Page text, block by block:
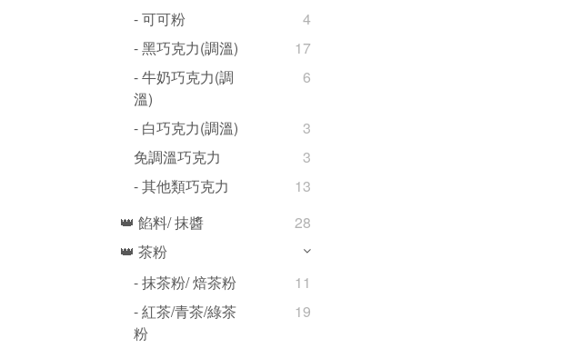
- 可可粉
4
- 黑巧克力(調溫)
17
- 牛奶巧克力(調
溫)
6
- 白巧克力(調溫)
3
免調溫巧克力
3
- 其他類巧克力
13
👑 餡料/ 抹醬
28
👑 茶粉
- 抹茶粉/ 焙茶粉
11
- 紅茶/青茶/綠茶
粉
19